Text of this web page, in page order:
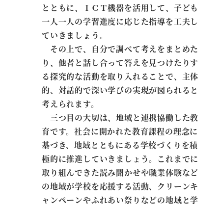
とともに、ＩＣＴ機器を活用して、子ども
一人一人の学習進度に応じた指導を工夫し
ていきましょう。
その上で、自分で調べて考えをまとめた
り、他者と話し合って答えを見つけたりす
る探究的な活動を取り入れることで、主体
的、対話的で深い学びの実現が図られると
考えられます。
三つ目の大切は、地域と連携協働した教
育です。社会に開かれた教育課程の理念に
基づき、地域とともにある学校づくりを積
極的に推進していきましょう。これまでに
取り組んできた読み聞かせや職業体験など
の地域が学校を応援する活動、クリーンキ
ャンペーンやふれあい祭りなどの地域と学